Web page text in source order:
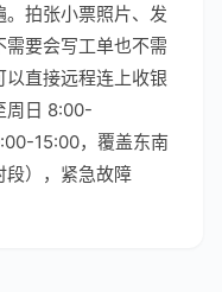
拍张小票照片、发
要会写工单也不需
直接远程连上收银
周日 8:00-
15:00，覆盖东南
段），紧急故障